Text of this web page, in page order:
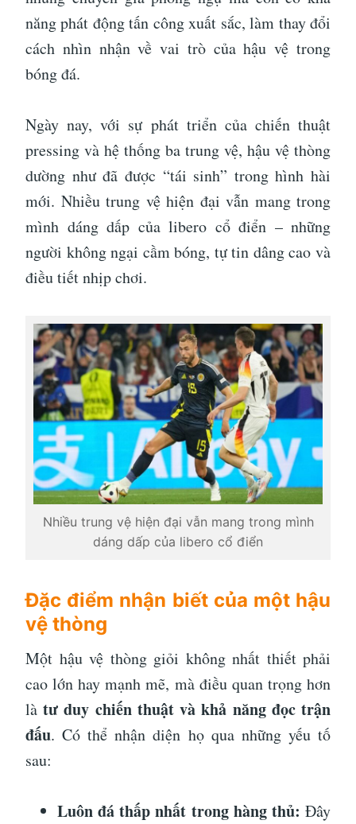
năng phát động tấn công xuất sắc, làm thay đổi
cách nhìn nhận về vai trò của hậu vệ trong
bóng đá.
Ngày nay, với sự phát triển của chiến thuật
pressing và hệ thống ba trung vệ, hậu vệ thòng
dường như đã được “tái sinh” trong hình hài
mới. Nhiều trung vệ hiện đại vẫn mang trong
mình dáng dấp của libero cổ điển – những
người không ngại cầm bóng, tự tin dâng cao và
điều tiết nhịp chơi.
Nhiều trung vệ hiện đại vẫn mang trong mình
dáng dấp của libero cổ điển
Đặc điểm nhận biết của một hậu
vệ thòng
Một hậu vệ thòng giỏi không nhất thiết phải
cao lớn hay mạnh mẽ, mà điều quan trọng hơn
làtư duy chiến thuật và khả năng đọc trận
đấu. Có thể nhận diện họ qua những yếu tố
sau:
Luôn đá thấp nhất trong hàng thủ: Đây